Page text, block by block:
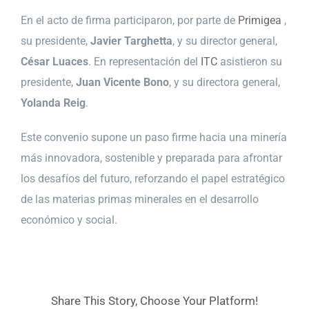
En el acto de firma participaron, por parte de Primigea ,
su presidente, Javier Targhetta, y su director general,
César Luaces. En representación del ITC asistieron su
presidente, Juan Vicente Bono, y su directora general,
Yolanda Reig.
Este convenio supone un paso firme hacia una minería
más innovadora, sostenible y preparada para afrontar
los desafíos del futuro, reforzando el papel estratégico
de las materias primas minerales en el desarrollo
económico y social.
Share This Story, Choose Your Platform!